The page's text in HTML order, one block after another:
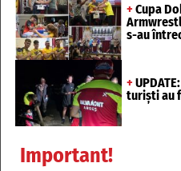
+ Cupa
s-au
+
turiști au
Important!